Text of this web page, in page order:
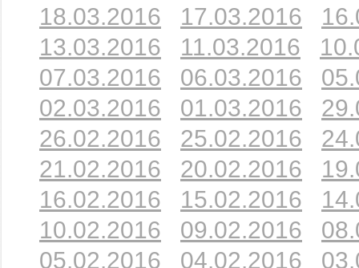
18.03.2016
17.03.2016
13.03.2016
11.03.2016
07.03.2016
06.03.2016
02.03.2016
01.03.2016
26.02.2016
25.02.2016
21.02.2016
20.02.2016
16.02.2016
15.02.2016
10.02.2016
09.02.2016
05.02.2016
04.02.2016